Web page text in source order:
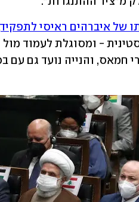
של איברהים ראיסי לתפקיד